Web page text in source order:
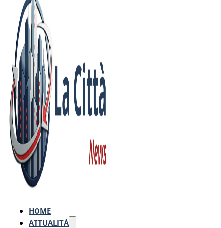
HOME
ATTUALITÀ